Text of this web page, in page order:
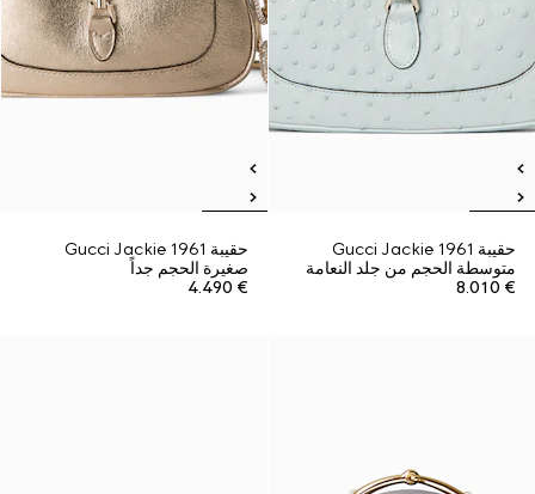
حقيبة Gucci Jackie 1961
متوسطة الحجم من جلد النعامة
€ 8.010
حقيبة Gucci Jackie 1961
صغيرة الحجم جداً
€ 4.490